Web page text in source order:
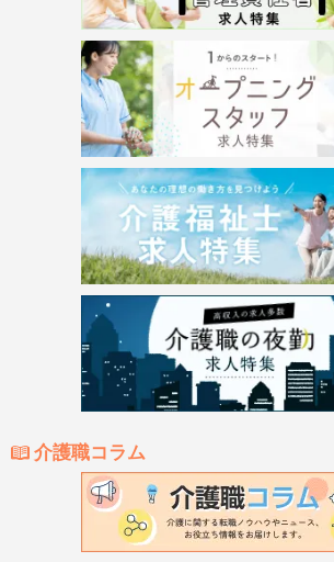
介護職コラム